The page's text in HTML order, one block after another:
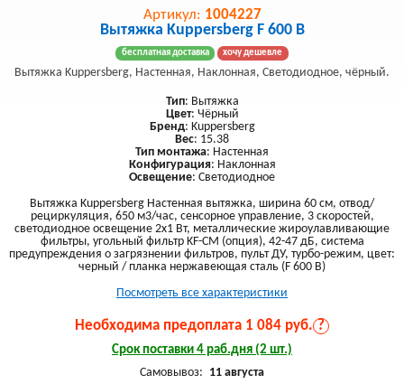
Артикул: 1004227
Вытяжка Kuppersberg F 600 B
бесплатная доставка хочу дешевле
Вытяжка Kuppersberg, Настенная, Наклонная, Светодиодное, чёрный.
Тип: Вытяжка
Цвет: Чёрный
Бренд: Kuppersberg
Вес: 15.38
Тип монтажа: Настенная
Конфигурация: Наклонная
Освещение: Светодиодное
Вытяжка Kuppersberg Настенная вытяжка, ширина 60 см, отвод/
рециркуляция, 650 м3/час, сенсорное управление, 3 скоростей,
светодиодное освещение 2х1 Вт, металлические жироулавливающие
фильтры, угольный фильтр KF-СM (опция), 42-47 дБ, система
предупреждения о загрязнении фильтров, пульт ДУ, турбо-режим, цвет:
черный / планка нержавеющая сталь (F 600 B)
Посмотреть все характеристики
Необходима предоплата 1 084 руб. ?
Срок поставки 4 раб.дня (2 шт.)
Самовывоз: 11 августа